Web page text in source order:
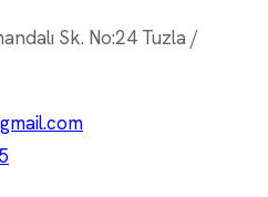
Sk. No:24 Tuzla /